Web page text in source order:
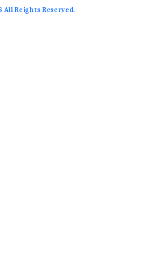
All Reights Reserved.